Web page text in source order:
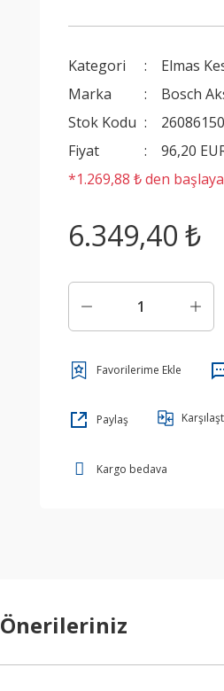
Kategori
Elmas
Marka
Bosch
Stok Kodu
Fiyat
96,20
*1.269,88 ₺ den
6.349,40 ₺
Paylaş
Kargo bedava
Önerileriniz